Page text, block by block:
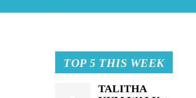
TOP 5 THIS WEEK
TALITHA